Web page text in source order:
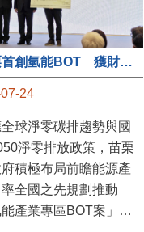
苗栗首創氫能BOT 獲財政部「突破之翼」肯定
24
球淨零碳排趨勢與國
淨零排放政策，苗栗
積極布局前瞻能源產
全國之先規劃推動
能產業專區BOT案」，